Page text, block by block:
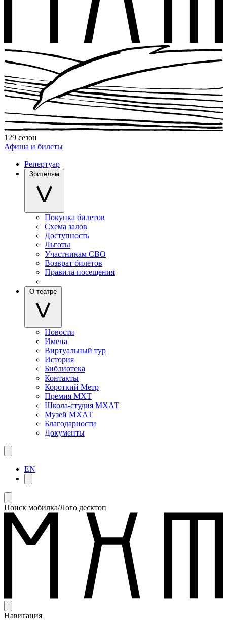
129 сезон
Афиша и билеты
Репертуар
Зрителям
Покупка билетов
Схема залов
Доступность
Льготы
Участникам СВО
Возврат билетов
Правила посещения
О театре
Новости
Имена
Виртуальный тур
История
Библиотека
Контакты
Короткий Метр
Премия МХТ
Школа-студия МХАТ
Музей МХАТ
Благодарности
Документы
EN
Поиск мобилка/Лого десктоп
Навигация